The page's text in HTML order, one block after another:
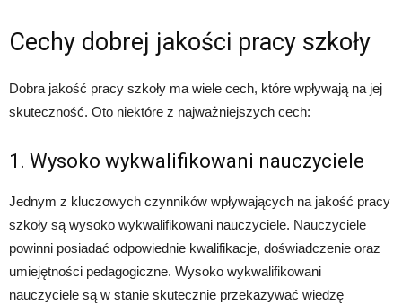
Cechy dobrej jakości pracy szkoły
Dobra jakość pracy szkoły ma wiele cech, które wpływają na jej
skuteczność. Oto niektóre z najważniejszych cech:
1. Wysoko wykwalifikowani nauczyciele
Jednym z kluczowych czynników wpływających na jakość pracy
szkoły są wysoko wykwalifikowani nauczyciele. Nauczyciele
powinni posiadać odpowiednie kwalifikacje, doświadczenie oraz
umiejętności pedagogiczne. Wysoko wykwalifikowani
nauczyciele są w stanie skutecznie przekazywać wiedzę